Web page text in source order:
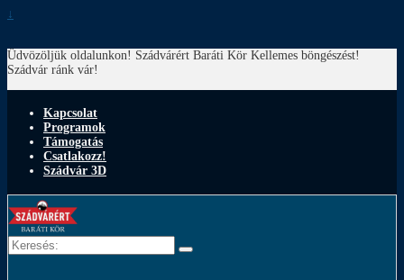
↓
Üdvözöljük oldalunkon! Szádvárért Baráti Kör Kellemes böngészést!
Szádvár ránk vár!
Kapcsolat
Programok
Támogatás
Csatlakozz!
Szádvár 3D
Keresés: